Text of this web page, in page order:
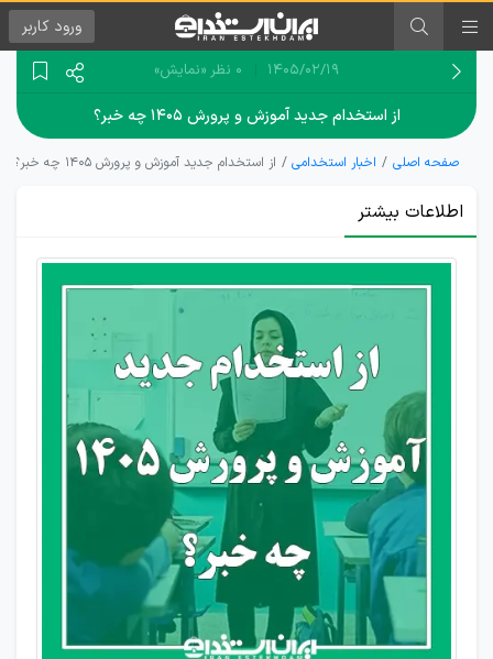
ورود کاربر
۱۴۰۵/۰۲/۱۹ 0 نظر «نمایش»
از استخدام جدید آموزش و پرورش ۱۴۰۵ چه خبر؟
صفحه اصلی اخبار استخدامی از استخدام جدید آموزش و پرورش ۱۴۰۵ چه خبر؟
اطلاعات بیشتر
مجوز
آموزش و
پرورش
1405 برای
همه
بخش‌های
معلمی